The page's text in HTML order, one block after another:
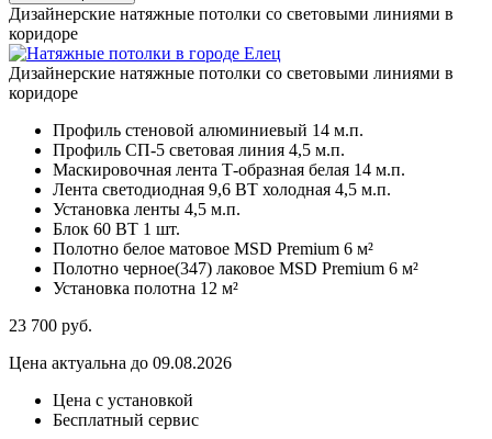
Дизайнерские натяжные потолки со световыми линиями в
коридоре
Дизайнерские натяжные потолки со световыми линиями в
коридоре
Профиль стеновой алюминиевый 14 м.п.
Профиль СП-5 световая линия 4,5 м.п.
Маскировочная лента Т-образная белая 14 м.п.
Лента светодиодная 9,6 ВТ холодная 4,5 м.п.
Установка ленты 4,5 м.п.
Блок 60 ВТ 1 шт.
Полотно белое матовое MSD Premium 6 м²
Полотно черное(347) лаковое MSD Premium 6 м²
Установка полотна 12 м²
23 700 руб.
Цена актуальна до 09.08.2026
Цена с установкой
Бесплатный сервис